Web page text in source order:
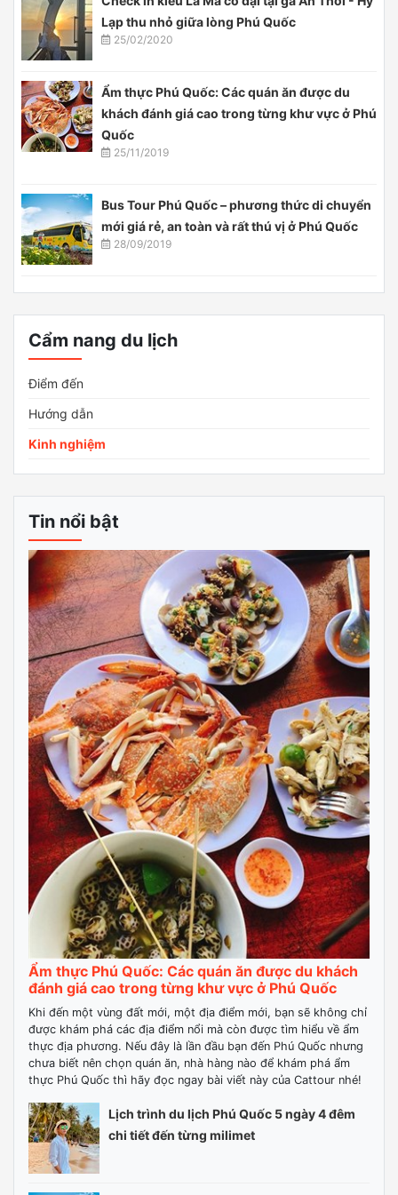
Cẩm nang du lịch
Điểm đến
Hướng dẫn
Kinh nghiệm
Tin nổi bật
Ẩm thực Phú Quốc: Các quán ăn được du khách
đánh giá cao trong từng khư vực ở Phú Quốc
Khi đến một vùng đất mới, một địa điểm mới, bạn sẽ không chỉ
được khám phá các địa điểm nổi mà còn được tìm hiểu về ẩm
thực địa phương. Nếu đây là lần đầu bạn đến Phú Quốc nhưng
chưa biết nên chọn quán ăn, nhà hàng nào để khám phá ẩm
thực Phú Quốc thì hãy đọc ngay bài viết này của Cattour nhé!
Lịch trình du lịch Phú Quốc 5 ngày 4 đêm
chi tiết đến từng milimet
Lạp thu nhỏ giữa lòng Phú Quốc
25/02/2020
Ẩm thực Phú Quốc: Các quán ăn được du
khách đánh giá cao trong từng khư vực ở Phú
Quốc
25/11/2019
Bus Tour Phú Quốc – phương thức di chuyển
mới giá rẻ, an toàn và rất thú vị ở Phú Quốc
28/09/2019